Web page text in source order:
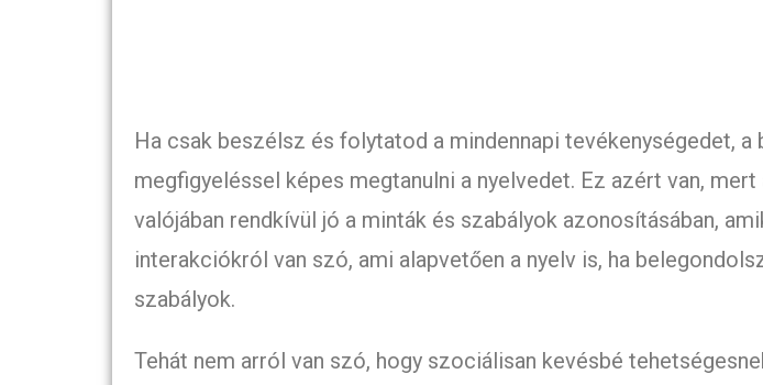
Ha csak beszélsz és folytatod a mindennapi tevékenységedet, a
megfigyeléssel képes megtanulni a nyelvedet. Ez azért van,
valójában rendkívül jó a minták és szabályok azonosításában,
interakciókról van szó, ami alapvetően a nyelv is, ha
szabályok.
Tehát nem arról van szó, hogy szociálisan kevésbé